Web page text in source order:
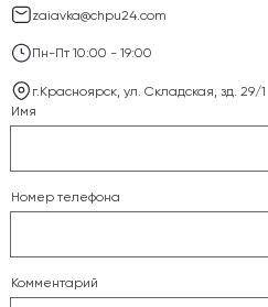
zaiavka@chpu24.com
Пн-Пт 10:00 - 19:00
г.Красноярск, ул. Складская, зд. 29/1
Имя
Номер телефона
Комментарий